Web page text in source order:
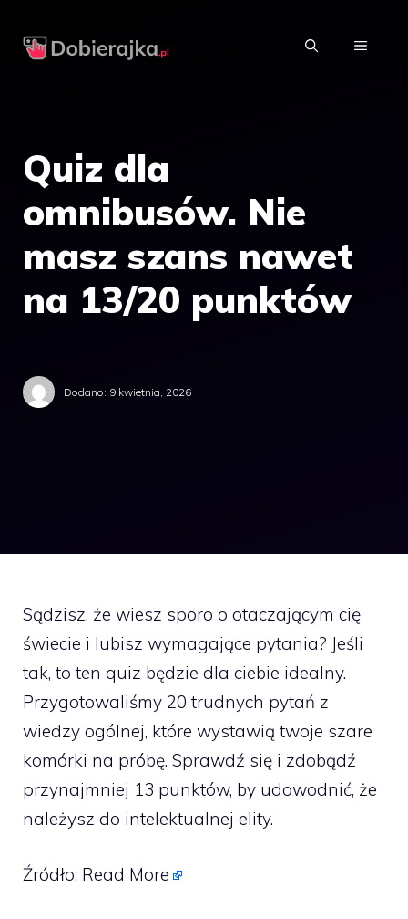
MENU
Quiz dla
omnibusów. Nie
masz szans nawet
na 13/20 punktów
Dodano: 9 kwietnia, 2026
Sądzisz, że wiesz sporo o otaczającym cię
świecie i lubisz wymagające pytania? Jeśli
tak, to ten quiz będzie dla ciebie idealny.
Przygotowaliśmy 20 trudnych pytań z
wiedzy ogólnej, które wystawią twoje szare
komórki na próbę. Sprawdź się i zdobądź
przynajmniej 13 punktów, by udowodnić, że
należysz do intelektualnej elity.
Źródło: Read More